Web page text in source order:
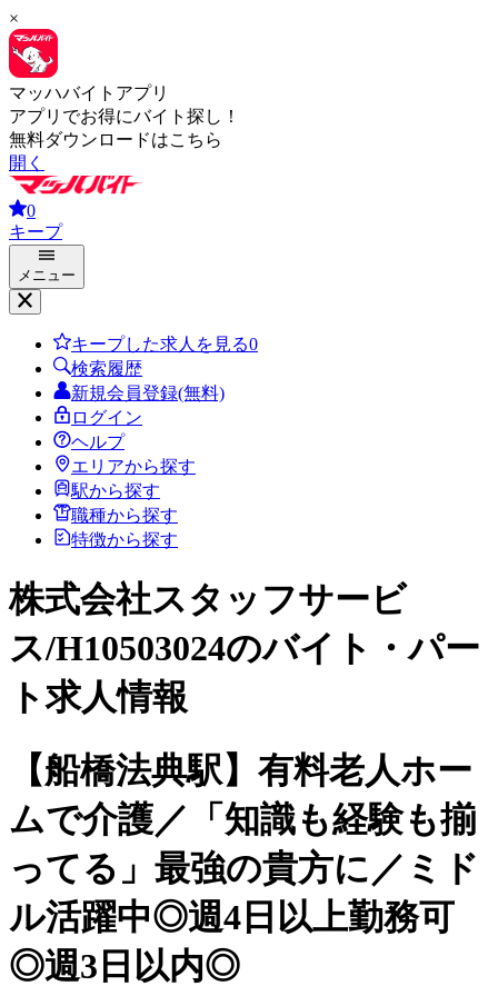
×
マッハバイトアプリ
アプリでお得にバイト探し！
無料ダウンロードはこちら
開く
0
キープ
メニュー
キープした求人を見る0
検索履歴
新規会員登録(無料)
ログイン
ヘルプ
エリアから探す
駅から探す
職種から探す
特徴から探す
株式会社スタッフサービ
ス/H10503024のバイト・パー
ト求人情報
【船橋法典駅】有料老人ホー
ムで介護／「知識も経験も揃
ってる」最強の貴方に／ミド
ル活躍中◎週4日以上勤務可
◎週3日以内◎